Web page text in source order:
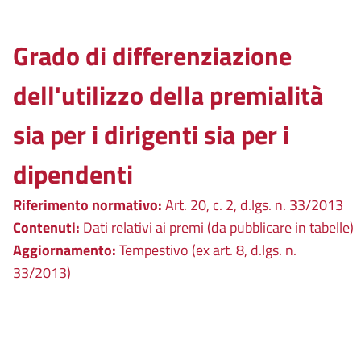
Grado di differenziazione
dell'utilizzo della premialità
sia per i dirigenti sia per i
dipendenti
Riferimento normativo:Art. 20, c. 2, d.lgs. n. 33/2013
Contenuti: Dati relativi ai premi (da pubblicare in tabelle)
Aggiornamento:Tempestivo (ex art. 8, d.lgs. n.
33/2013)